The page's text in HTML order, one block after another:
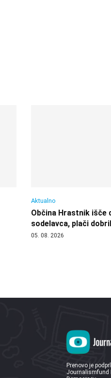
Aktualno
Občina Hrastnik išče
sodelavca, plači
05. 08. 2026
Prenovo je
Journalismfund